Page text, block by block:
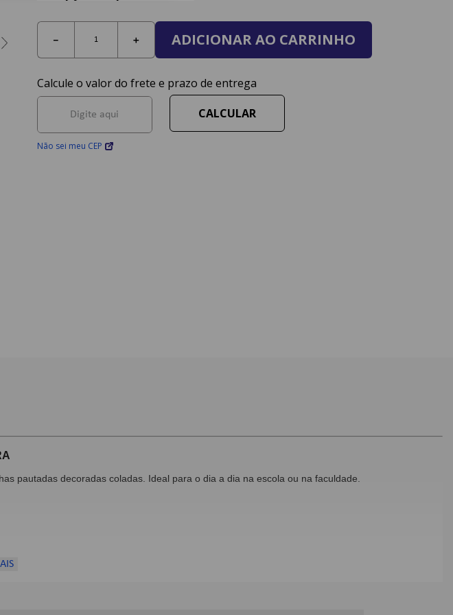
＋
－ ADICIONAR AO CARRINHO
Não sei meu CEP
pautadas decoradas coladas. Ideal para o dia a dia na escola ou na faculdade.